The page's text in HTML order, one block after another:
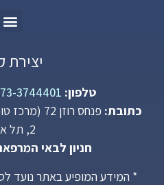
יצירת
טלפון: 3744401
כתובת:
פנחס רוזן
2, תל אביב
חניון לבאי
* המידע המופיע באתר נועד